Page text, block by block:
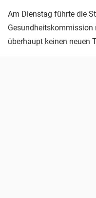
Am Dienstag führte die
überhaupt keinen neuen